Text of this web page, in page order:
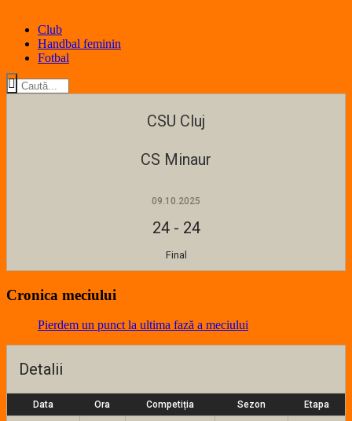
Club
Handbal feminin
Fotbal
CSU Cluj
CS Minaur
09.10.2025
24- 24
Final
Cronica meciului
Pierdem un punct la ultima fază a meciului
Detalii
Data Ora Competiția Sezon Etapa